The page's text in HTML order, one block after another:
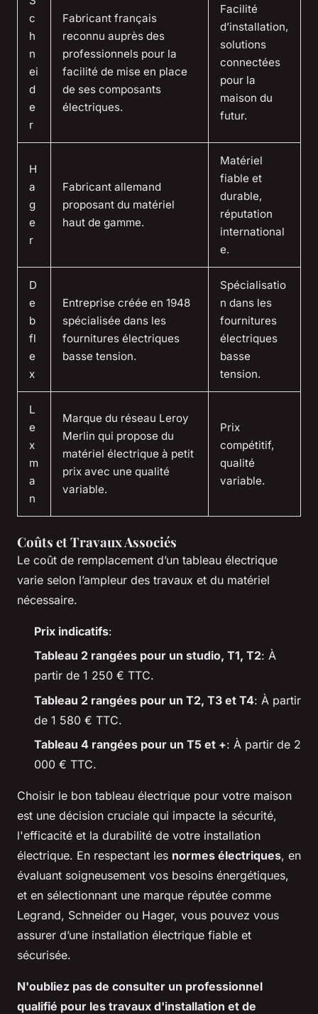
c
h
n
ei
d
e
r
Fabricant français
reconnu auprès des
professionnels pour la
facilité de mise en place
de ses composants
électriques.
Facilité
d’installation,
solutions
connectées
pour la
maison du
futur.
H
a
g
e
r
Fabricant allemand
proposant du matériel
haut de gamme.
Matériel
fiable et
durable,
réputation
international
e.
D
e
b
fl
e
x
Entreprise créée en 1948
spécialisée dans les
fournitures électriques
basse tension.
Spécialisatio
n dans les
fournitures
électriques
basse
tension.
L
e
x
m
a
n
Marque du réseau Leroy
Merlin qui propose du
matériel électrique à petit
prix avec une qualité
variable.
Prix
compétitif,
qualité
variable.
Coûts et Travaux Associés
Le coût de remplacement d’un tableau électrique
varie selon l’ampleur des travaux et du matériel
nécessaire.
Prix indicatifs:
Tableau 2 rangées pour un studio, T1, T2: À
partir de 1 250 € TTC.
Tableau 2 rangées pour un T2, T3 et T4: À partir
de 1 580 € TTC.
Tableau 4 rangées pour un T5 et +: À partir de 2
000 € TTC.
Choisir le bon tableau électrique pour votre maison
est une décision cruciale qui impacte la sécurité,
l'efficacité et la durabilité de votre installation
électrique. En respectant les normes électriques, en
évaluant soigneusement vos besoins énergétiques,
et en sélectionnant une marque réputée comme
Legrand, Schneider ou Hager, vous pouvez vous
assurer d’une installation électrique fiable et
sécurisée.
N'oubliez pas de consulter un professionnel
qualifié pour les travaux d'installation et de